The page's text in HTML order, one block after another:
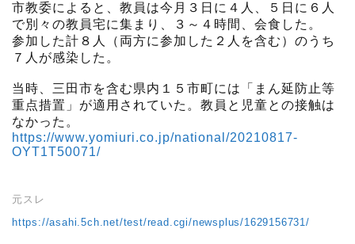
市教委によると、教員は今月３日に４人、５日に６人
で別々の教員宅に集まり、３～４時間、会食した。
参加した計８人（両方に参加した２人を含む）のうち
７人が感染した。
当時、三田市を含む県内１５市町には「まん延防止等
重点措置」が適用されていた。教員と児童との接触は
なかった。
https://www.yomiuri.co.jp/national/20210817-
OYT1T50071/
元スレ
https://asahi.5ch.net/test/read.cgi/newsplus/1629156731/